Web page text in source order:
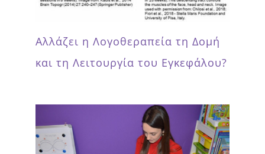
Αλλάζει η Λογοθεραπεία τη Δομή
και τη Λειτουργία του Εγκεφάλου?